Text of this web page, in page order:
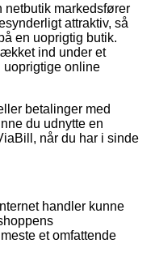
markedsfører
attraktiv, så
en uoprigtig butik.
ind under et
uoprigtige online
betalinger med
du udnytte en
når du har i sinde
handler kunne
et omfattende